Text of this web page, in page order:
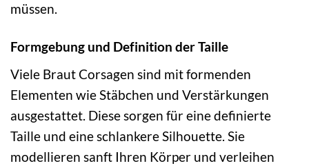
müssen.
Formgebung und Definition der Taille
Viele Braut Corsagen sind mit formenden
Elementen wie Stäbchen und Verstärkungen
ausgestattet. Diese sorgen für eine definierte
Taille und eine schlankere Silhouette. Sie
modellieren sanft Ihren Körper und verleihen